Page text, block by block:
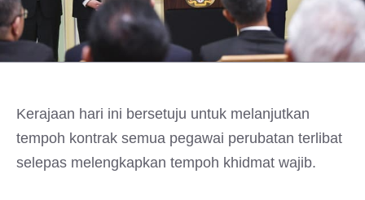
Kerajaan hari ini bersetuju untuk melanjutkan
tempoh kontrak semua pegawai perubatan terlibat
selepas melengkapkan tempoh khidmat wajib.